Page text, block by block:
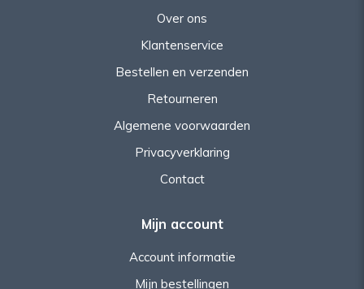
Over ons
Klantenservice
Bestellen en verzenden
Retourneren
Algemene voorwaarden
Privacyverklaring
Contact
Mijn account
Account informatie
Mijn bestellingen